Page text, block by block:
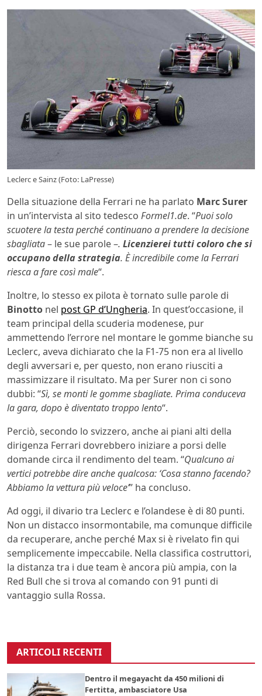
Leclerc e Sainz (Foto: LaPresse)
Della situazione della Ferrari ne ha parlato Marc Surer
in un’intervista al sito tedesco Formel1.de. “Puoi solo
scuotere la testa perché continuano a prendere la decisione
sbagliata– le sue parole –. Licenzierei tutti coloro che si
occupano della strategia. È incredibile come la Ferrari
riesca a fare così male“.
Inoltre, lo stesso ex pilota è tornato sulle parole di
Binotto nel post GP d’Ungheria. In quest’occasione, il
team principal della scuderia modenese, pur
ammettendo l’errore nel montare le gomme bianche su
Leclerc, aveva dichiarato che la F1-75 non era al livello
degli avversari e, per questo, non erano riusciti a
massimizzare il risultato. Ma per Surer non ci sono
dubbi: “Sì, se monti le gomme sbagliate. Prima conduceva
la gara, dopo è diventato troppo lento“.
Perciò, secondo lo svizzero, anche ai piani alti della
dirigenza Ferrari dovrebbero iniziare a porsi delle
domande circa il rendimento del team. “Qualcuno ai
vertici potrebbe dire anche qualcosa: ‘Cosa stanno facendo?
Abbiamo la vettura più veloce’” ha concluso.
Ad oggi, il divario tra Leclerc e l’olandese è di 80 punti.
Non un distacco insormontabile, ma comunque difficile
da recuperare, anche perché Max si è rivelato fin qui
semplicemente impeccabile. Nella classifica costruttori,
la distanza tra i due team è ancora più ampia, con la
Red Bull che si trova al comando con 91 punti di
vantaggio sulla Rossa.
ARTICOLI RECENTI
Dentro il megayacht da 450 milioni di
Fertitta, ambasciatore Usa